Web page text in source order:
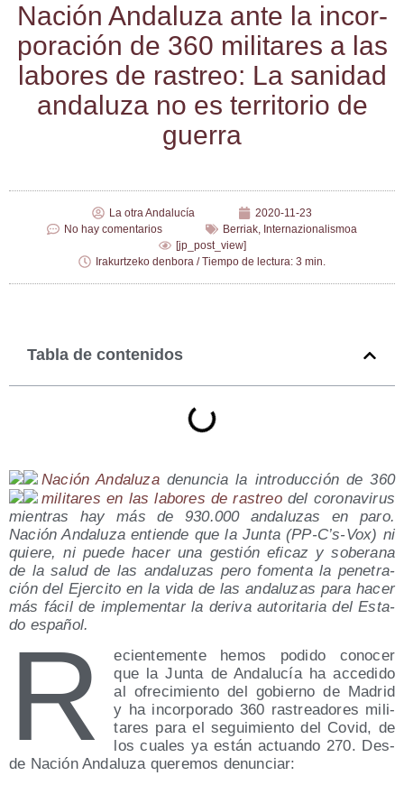
Nación Anda­lu­za ante la incor­
po­ra­ción de 360 mili­ta­res a las
labo­res de ras­treo: La sani­dad
anda­lu­za no es terri­to­rio de
guerra
La otra Andalucía
2020-11-23
No hay comentarios
Berriak, Internazionalismoa
[jp_post_view]
Irakurtzeko denbora / Tiempo de lectura: 3 min.
Tabla de contenidos
Nación Anda­lu­zadenun­cia la intro­duc­ción de 360
mili­ta­res en las labo­res de ras­treodel coro­na­vi­rus
mien­tras hay más de 930.000 anda­lu­zas en paro.
Nación Anda­lu­za entien­de que la Jun­ta (PP‑C’s‑Vox) ni
quie­re, ni pue­de hacer una ges­tión efi­caz y sobe­ra­na
de la salud de las anda­lu­zas pero fomen­ta la pene­tra­
ción del Ejer­ci­to en la vida de las anda­lu­zas para hacer
más fácil de imple­men­tar la deri­va auto­ri­ta­ria del Esta­
do español.
R
ecien­te­men­te hemos podi­do cono­cer
que la Jun­ta de Anda­lu­cía ha acce­di­do
al ofre­ci­mien­to del gobierno de Madrid
y ha incor­po­ra­do 360 ras­trea­do­res mili­
ta­res para el segui­mien­to del Covid, de
los cua­les ya están actuan­do 270. Des­
de Nación Anda­lu­za que­re­mos denunciar: